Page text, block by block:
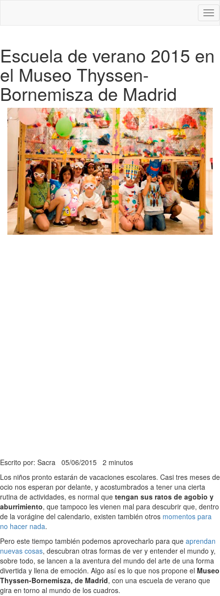
Escuela de verano 2015 en
el Museo Thyssen-
Bornemisza de Madrid
Escrito por: Sacra 05/06/2015 2 minutos
Los niños pronto estarán de vacaciones escolares. Casi tres meses de
ocio nos esperan por delante, y acostumbrados a tener una cierta
rutina de actividades, es normal que tengan sus ratos de agobio y
aburrimiento, que tampoco les vienen mal para descubrir que, dentro
de la vorágine del calendario, existen también otros momentos para
no hacer nada.
Pero este tiempo también podemos aprovecharlo para que aprendan
nuevas cosas, descubran otras formas de ver y entender el mundo y,
sobre todo, se lancen a la aventura del mundo del arte de una forma
divertida y llena de emoción. Algo así es lo que nos propone el Museo
Thyssen-Bornemisza, de Madrid, con una escuela de verano que
gira en torno al mundo de los cuadros.